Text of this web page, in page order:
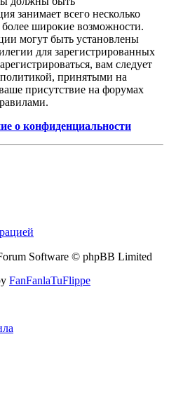
занимает всего несколько
широкие возможности.
могут быть установлены
для зарегистрированных
вам следует
принятыми на
присутствие на форумах
о конфиденциальности
Software © phpBB Limited
FanFanlaTuFlippe